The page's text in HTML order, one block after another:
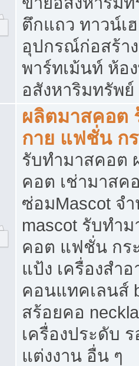
ตึกแถว ทาวน์เ
อุปกรณ์ก่อสร้า
พาร์ทเม้นท์ ห้อ
อสังหาริมทรัพ
ผลิตมาสคอต
กาย แฟชั่น กร
รับทำมาสคอต
คอต เช่ามาสค
ซ่อมMascot จ
mascot รับทำ
คอต แฟชั่น กระ
แป้ง เครื่องสำ
คอนแทคเลนส์
สร้อยคอ
เครื่องประดับ ร
แต่งงาน อื่น ๆ